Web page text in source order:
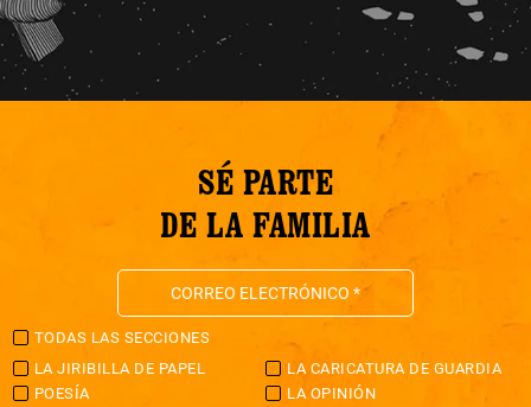
SÉ PARTE
DE LA FAMILIA
TODAS LAS SECCIONES
LA JIRIBILLA DE PAPEL
LA CARICATURA DE GUARDIA
POESÍA
LA OPINIÓN